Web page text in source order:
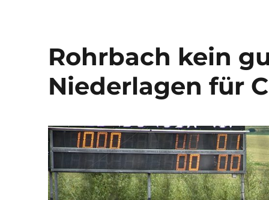
Rohrbach kein
Niederlagen für